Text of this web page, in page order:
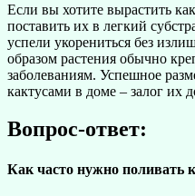
Если вы хотите вырастить
поставить их в легкий
успели укорениться без
образом растения обычно
заболеваниям. Успешное
кактусами в доме – залог их
Вопрос-ответ:
Как часто нужно поливать